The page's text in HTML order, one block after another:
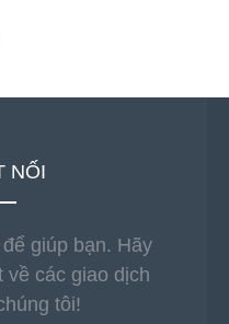
NỐI
giúp bạn. Hãy
về các giao dịch
tôi!